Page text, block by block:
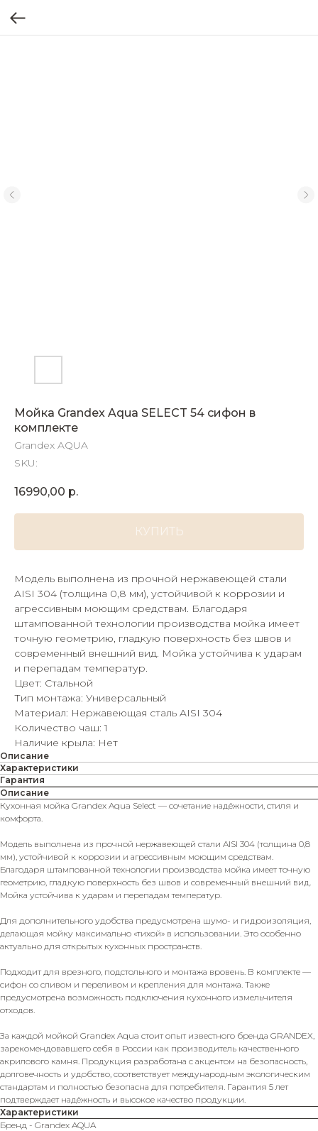
Мойка Grandex Aqua SELECT 54 сифон в
комплекте
Grandex AQUA
SKU:
16990,00 р.
КУПИТЬ
Модель выполнена из прочной нержавеющей стали
AISI 304 (толщина 0,8 мм), устойчивой к коррозии и
агрессивным моющим средствам. Благодаря
штампованной технологии производства мойка имеет
точную геометрию, гладкую поверхность без швов и
современный внешний вид. Мойка устойчива к ударам
и перепадам температур.
Цвет: Стальной
Тип монтажа: Универсальный
Материал: Нержавеющая сталь AISI 304
Количество чаш: 1
Наличие крыла: Нет
Описание
Характеристики
Гарантия
Описание
Кухонная мойка Grandex Aqua Select — сочетание надёжности, стиля и
комфорта.
Модель выполнена из прочной нержавеющей стали AISI 304 (толщина 0,8
мм), устойчивой к коррозии и агрессивным моющим средствам.
Благодаря штампованной технологии производства мойка имеет точную
геометрию, гладкую поверхность без швов и современный внешний вид.
Мойка устойчива к ударам и перепадам температур.
Для дополнительного удобства предусмотрена шумо- и гидроизоляция,
делающая мойку максимально «тихой» в использовании. Это особенно
актуально для открытых кухонных пространств.
Подходит для врезного, подстольного и монтажа вровень. В комплекте —
сифон со сливом и переливом и крепления для монтажа. Также
предусмотрена возможность подключения кухонного измельчителя
отходов.
За каждой мойкой Grandex Aqua стоит опыт известного бренда GRANDEX,
зарекомендовавшего себя в России как производитель качественного
акрилового камня. Продукция разработана с акцентом на безопасность,
долговечность и удобство, соответствует международным экологическим
стандартам и полностью безопасна для потребителя. Гарантия 5 лет
подтверждает надёжность и высокое качество продукции.
Характеристики
Бренд - Grandex AQUA